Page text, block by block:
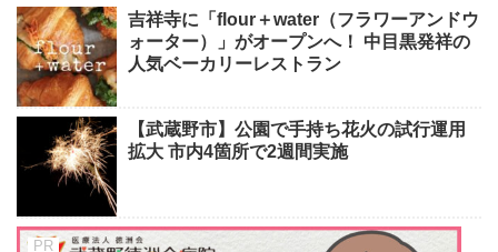
吉祥寺に「flour＋water（フラワーアンドウ
ォーター）」がオープンへ！ 中目黒発祥の
人気ベーカリーレストラン
【武蔵野市】公園で手持ち花火の試行運用
拡大 市内4箇所で2週間実施